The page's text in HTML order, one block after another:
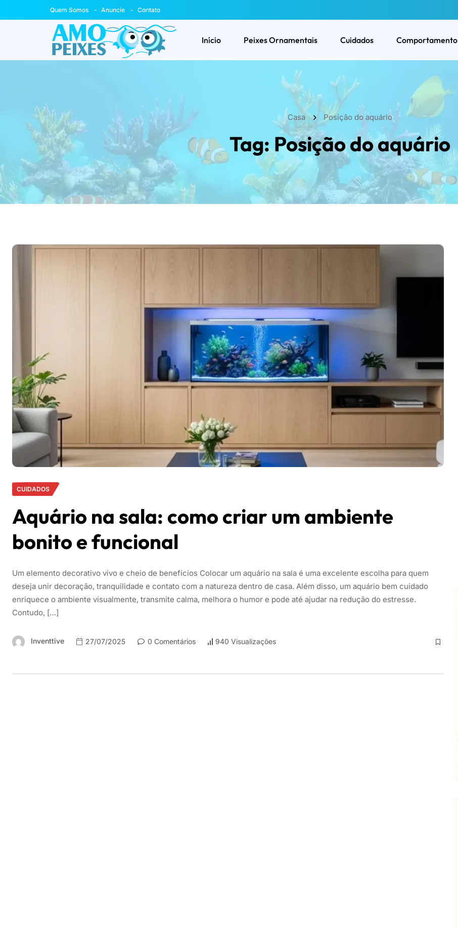
Quem Somos Anuncie Contato
Início Peixes Ornamentais Cuidados Comportamento
Casa Posição do aquário
Tag:Posição do aquário
CUIDADOS
Aquário na sala: como criar um ambiente
bonito e funcional
Um elemento decorativo vivo e cheio de benefícios Colocar um aquário na sala é uma excelente escolha para quem
deseja unir decoração, tranquilidade e contato com a natureza dentro de casa. Além disso, um aquário bem cuidado
enriquece o ambiente visualmente, transmite calma, melhora o humor e pode até ajudar na redução do estresse.
Contudo, […]
Inventtive 27/07/2025 0 Comentários 940 Visualizações